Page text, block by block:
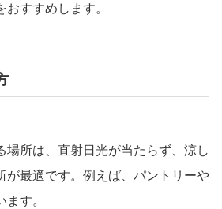
すすめします。
場所は、直射日光が当たらず、涼し
が最適です。例えば、パントリーや
す。